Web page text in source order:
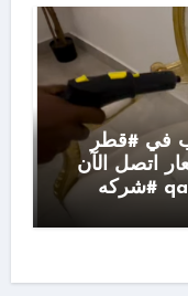
في #قطر
اتصل الآن